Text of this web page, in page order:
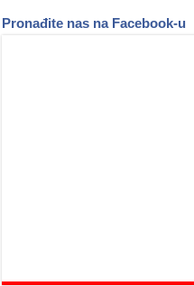
Pronađite nas na Facebook-u